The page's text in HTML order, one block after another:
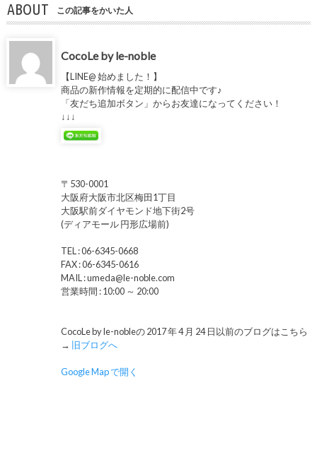
ABOUT この記事をかいた人
CocoLe by le-noble
【LINE@ 始めました！】
商品の新作情報を定期的に配信中です♪
「友だち追加ボタン」からお友達になってください！
↓↓↓
〒530-0001
大阪府大阪市北区梅田1丁目
大阪駅前ダイヤモンド地下街2号
(ディアモール 円形広場前)
TEL : 06-6345-0668
FAX : 06-6345-0616
MAIL : umeda@le-noble.com
営業時間 : 10:00 ～ 20:00
CocoLe by le-nobleの 2017 年 4 月 24 日以前のブログはこちら
→ 旧ブログへ
Google Map で開く